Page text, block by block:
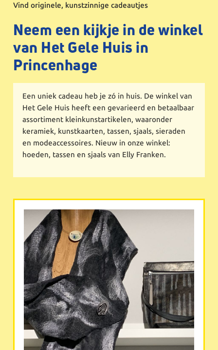
Vind originele, kunstzinnige cadeautjes
Neem een kijkje in de winkel
van Het Gele Huis in
Princenhage
Een uniek cadeau heb je zó in huis. De winkel van
Het Gele Huis heeft een gevarieerd en betaalbaar
assortiment kleinkunstartikelen, waaronder
keramiek, kunstkaarten, tassen, sjaals, sieraden
en modeaccessoires. Nieuw in onze winkel:
hoeden, tassen en sjaals van Elly Franken.